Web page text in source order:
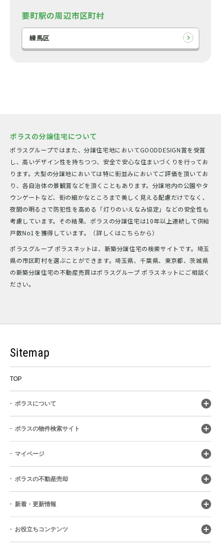
要町駅の周辺市区町村
練馬区
ポラスの分譲住宅について
ポラスグループではまた、分譲住宅地においてGOODDESIGN賞を受賞
し、高いデザイン性を持ちつつ、安全で安心な住まいづくりを行ってお
ります。大型の分譲地においては特に街並みにおいてご評価を頂いてお
り、各自治体の景観賞などを頂くこともあります。分譲地内の公園やタ
ウンゲートなど、街の細かなところまで美しく見える配慮だけでなく、
夜間の明るさで防犯性を高める「灯りのいえなみ協定」などの安全性も
考慮しています。その結果、ポラスの分譲住宅は10年以上連続して供給
戸数No1を獲得しています。（詳しくはこちらから）
ポラスグループ ポラスネットは、新築分譲住宅の検索サイトです。埼玉
県の市区町村を選ぶことができます。埼玉県、千葉県、東京都、茨城県
の新築分譲住宅の不動産売買はポラスグループ ポラスネットにご相談く
ださい。
Sitemap
TOP
ポラスについて
ポラスの物件検索サイト
マイページ
ポラスの不動産売却
新着・更新情報
お役立ちコンテンツ